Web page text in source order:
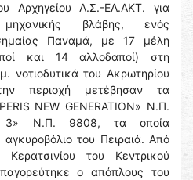
Αρχηγείου Λ.Σ.-ΕΛ.ΑΚΤ. για
βλάβης, ενός
Παναμά, με 17 μέλη
και 14 αλλοδαποί) στη
νοτιοδυτικά του Ακρωτηρίου
περιοχή μετέβησαν τα
NEW GENERATION» Ν.Π.
3» Ν.Π. 9808, τα οποία
του Πειραιά. Από
του Κεντρικού
ο απόπλους του